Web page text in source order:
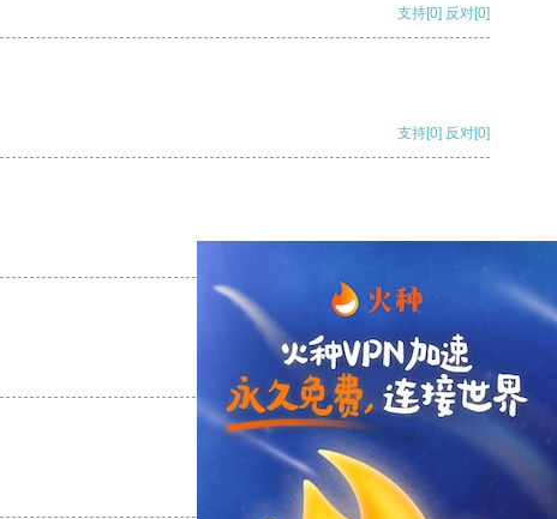
支持[0] 反对[0]
支持[0] 反对[0]
支持 [0] 反对 [0]
支持